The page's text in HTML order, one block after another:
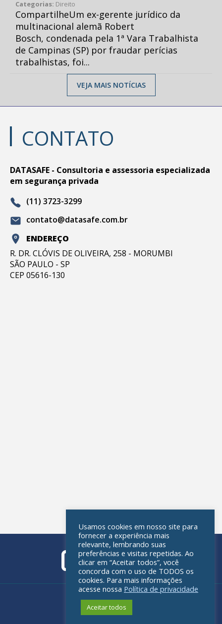
Categorias: Direito
CompartilheUm ex-gerente jurídico da
multinacional alemã Robert
Bosch, condenada pela 1ª Vara Trabalhista
de Campinas (SP) por fraudar perícias
trabalhistas, foi...
VEJA MAIS NOTÍCIAS
CONTATO
DATASAFE - Consultoria e assessoria especializada
em segurança privada
(11) 3723-3299
contato@datasafe.com.br
ENDEREÇO
R. DR. CLÓVIS DE OLIVEIRA, 258 - MORUMBI
SÃO PAULO - SP
CEP 05616-130
Política de privacidade
Usamos cookies em nosso site para
fornecer a experiência mais
relevante, lembrando suas
preferências e visitas repetidas. Ao
clicar em “Aceitar todos”, você
concorda com o uso de TODOS os
cookies. Para mais informações
acesse nossa Política de privacidade
Aceitar todos